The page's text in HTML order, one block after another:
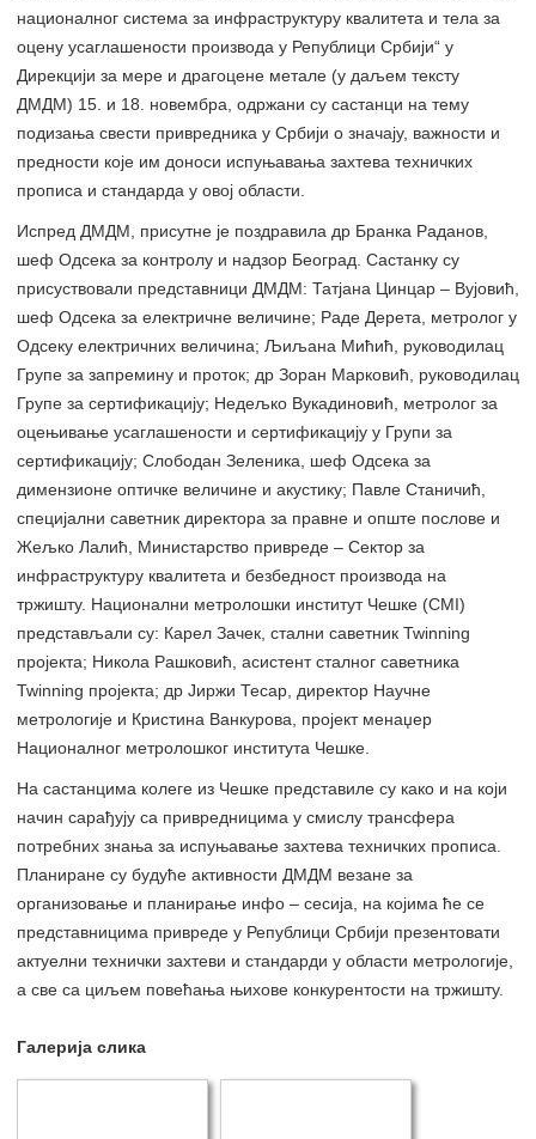
националног система за инфраструктуру квалитета и тела за
оцену усаглашености производа у Републици Србији“ у
Дирекцији за мере и драгоцене метале (у даљем тексту
ДМДМ) 15. и 18. новембра, одржани су састанци на тему
подизања свести привредника у Србији о значају, важности и
предности које им доноси испуњавања захтева техничких
прописа и стандарда у овој области.
Испред ДМДМ, присутне је поздравила др Бранка Раданов,
шеф Одсека за контролу и надзор Београд. Састанку су
присуствовали представници ДМДМ: Татјана Цинцар – Вујовић,
шеф Одсека за електричне величине; Раде Дерета, метролог у
Одсеку електричних величина; Љиљана Мићић, руководилац
Групе за запремину и проток; др Зоран Марковић, руководилац
Групе за сертификацију; Недељко Вукадиновић, метролог за
оцењивање усаглашености и сертификацију у Групи за
сертификацију; Слободан Зеленика, шеф Одсека за
димензионе оптичке величине и акустику; Павле Станичић,
специјални саветник директора за правне и опште послове и
Жељко Лалић, Министарство привреде – Сектор за
инфраструктуру квалитета и безбедност производа на
тржишту. Национални метролошки институт Чешке (CMI)
представљали су: Карел Зачек, стални саветник Twinning
пројектa; Никола Рашковић, асистент сталног саветника
Twinning пројектa; др Јиржи Тесар, директор Научне
метрологије и Кристина Ванкурова, пројект менаџер
Националног метролошког института Чешке.
На састанцима колеге из Чешке представиле су како и на који
начин сарађују са привредницима у смислу трансфера
потребних знања за испуњавање захтева техничких прописа.
Планиране су будуће активности ДМДМ везане за
организовање и планирање инфо – сесија, на којима ће се
представницима привреде у Републици Србији презентовати
актуелни технички захтеви и стандарди у области метрологије,
а све са циљем повећања њихове конкурентости на тржишту.
Галерија слика